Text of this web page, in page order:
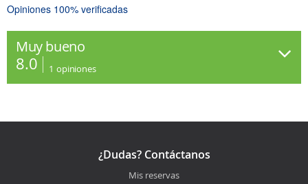
Opiniones 100% verificadas
Muy bueno
8.0 1 opiniones
¿Dudas? Contáctanos
Mis reservas